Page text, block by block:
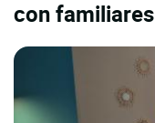
con familiares